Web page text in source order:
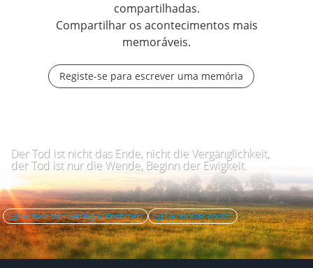
compartilhadas.
Compartilhar os acontecimentos mais
memoráveis.
Registe-se para escrever uma memória
Der Tod ist nicht das Ende, nicht die Vergänglichkeit,
der Tod ist nur die Wende, Beginn der Ewigkeit.
Kontakt zum Verlag aufnehmen Denunciar abuso